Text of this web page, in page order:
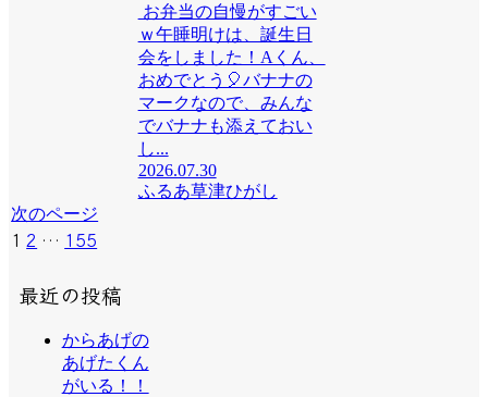
お弁当の自慢がすごい
ｗ午睡明けは、誕生日
会をしました！Aくん、
おめでとう🎈バナナの
マークなので、みんな
でバナナも添えておい
し...
2026.07.30
ふるあ草津ひがし
次のページ
1 2 … 155
最近の投稿
からあげの
あげたくん
がいる！！